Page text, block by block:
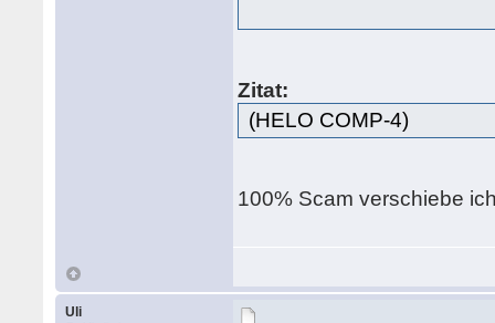
Zitat:
(HELO COMP-4)
100% Scam verschiebe
Uli